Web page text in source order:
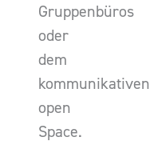
Gruppenbüros
oder
dem
kommunikativen
open
Space.